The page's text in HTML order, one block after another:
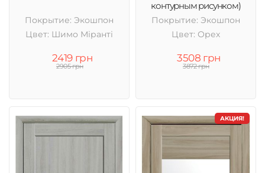
Покрытие: Экошпон
Цвет: Шимо Міранті
2419 грн
2905 грн
контурным рисунком)
Покрытие: Экошпон
Цвет: Орех
3508 грн
3872 грн
АКЦИЯ!